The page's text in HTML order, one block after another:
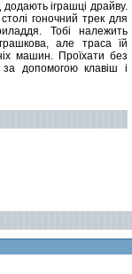
іграшці драйву.
гоночний трек для
Тобі належить
але траса їй
машин. Проїхати без
допомогою клавіш і